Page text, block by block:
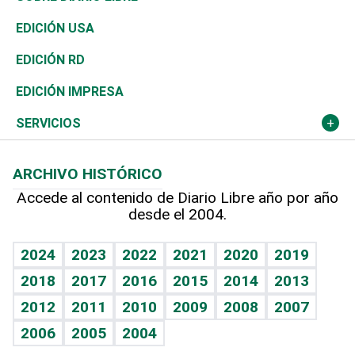
Reportajes
África
Ocenanía
Caribe
Resto del mundo
Vivienda
Telecom.
Global y variable
Economía personal
Buena Vida
Sociales
Novedades
Podcast Arte Libre
Hablando con el pediatra
Vida y familia
Eñe
Celebrando la vida
Sin complejos
Ciclismo
Tenis
Olimpismo
Más deportes
Línea de hit
TBT Deportivo
En Directo
El Espía
Noticiero Poteleche
Columnistas
Más firmas
Tecnología
Historia
Martes de tecnología
Cambio climático
Economía
Revista
Deportes
Opinión
Hecho en casa
Guía del dinero
EDICIÓN USA
EDICIÓN RD
EDICIÓN IMPRESA
SERVICIOS
Cumpleaños
Horóscopos
Crucigramas
ARCHIVO HISTÓRICO
Accede al contenido de Diario Libre año por año
desde el 2004.
2024 2023 2022 2021 2020
2019
2018
2017 2016 2015 2014
2013
2012
2011 2010 2009 2008
2007
2006
2005 2004